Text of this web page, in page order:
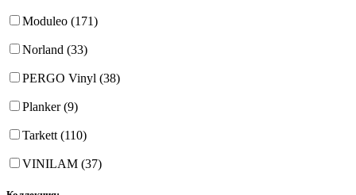
Moduleo (171)
Norland (33)
PERGO Vinyl (38)
Planker (9)
Tarkett (110)
VINILAM (37)